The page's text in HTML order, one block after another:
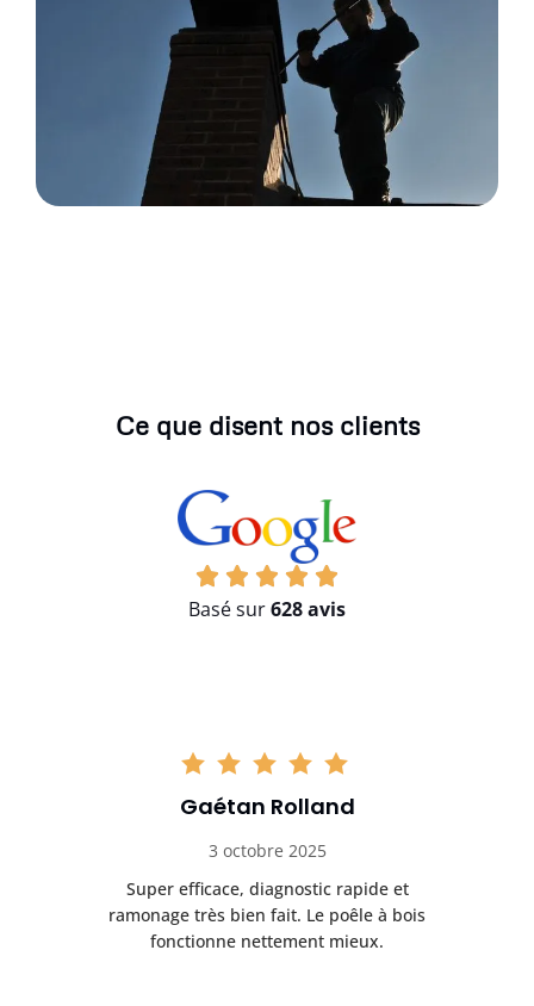
Ce que disent nos clients
Basé sur628 avis
Gaétan Rolland
3 octobre 2025
Super efficace, diagnostic rapide et
ramonage très bien fait. Le poêle à bois
fonctionne nettement mieux.